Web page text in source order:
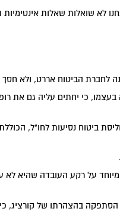
לא שואלות שאלות
לחברת הביטוח אררט, ולא
כי יחתים עליה גם את
ביטוח נסיעות לחו"ל,
על רקע העובדה שהיא
בהצהרתו של קורציג,